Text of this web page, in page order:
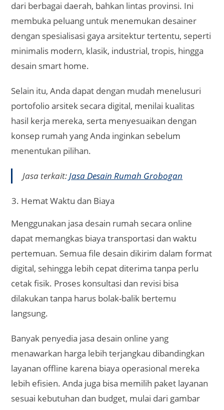
langsung.
Banyak penyedia jasa desain online yang
menawarkan harga lebih terjangkau dibandingkan
layanan offline karena biaya operasional mereka
sesuai kebutuhan dan budget, mulai dari gambar
denah, desain tampak, hingga desain 3D lengkap.
Proses Konsultasi dan Revisi Mudah
Layanan online memungkinkan Anda
menyampaikan detail keinginan desain dengan
mudah melalui pesan atau video call. Revisi desain
pun bisa dilakukan tanpa harus bertemu langsung.
beberapa kali revisi gratis sampai desain benar-
benar sesuai dengan keinginan Anda.
Kecepatan dalam menerima dan memperbaiki
desain ini membuat proses perencanaan menjadi
lebih efisien dan tidak membuang waktu.
Mengikuti Tren Desain Rumah Terbaru
Sebagian besar arsitek online aktif mengikuti tren
desain rumah terbaru baik dari dalam maupun luar
negeri. Mereka rutin memperbarui koleksi desain